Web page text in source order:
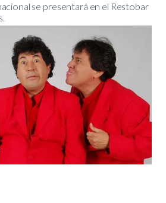
se presentará en el Restobar